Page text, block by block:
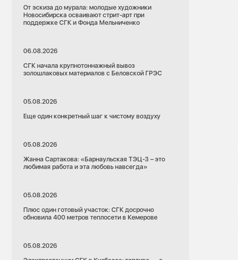
От эскиза до мурала: молодые художники
Новосибирска осваивают стрит-арт при
поддержке СГК и Фонда Мельниченко
06.08.2026
СГК начала крупнотоннажный вывоз
золошлаковых материалов с Беловской ГРЭС
05.08.2026
Еще один конкретный шаг к чистому воздуху
05.08.2026
Жанна Сартакова: «Барнаульская ТЭЦ-3 – это
любимая работа и эта любовь навсегда»
05.08.2026
Плюс один готовый участок: СГК досрочно
обновила 400 метров теплосети в Кемерове
05.08.2026